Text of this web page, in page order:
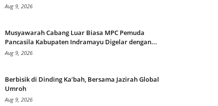
Aug 9, 2026
Musyawarah Cabang Luar Biasa MPC Pemuda
Pancasila Kabupaten Indramayu Digelar dengan...
Aug 9, 2026
Berbisik di Dinding Ka’bah, Bersama Jazirah Global
Umroh
Aug 9, 2026